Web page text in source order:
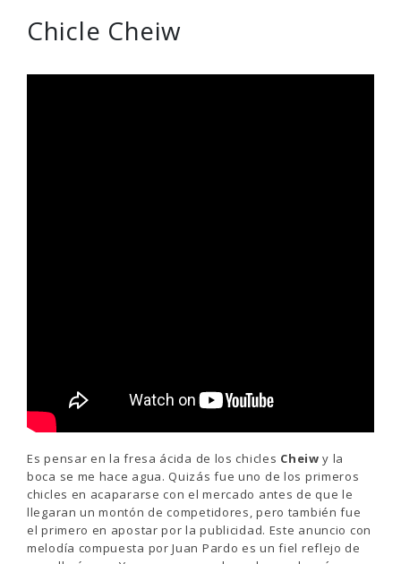
Chicle Cheiw
Es pensar en la fresa ácida de los chicles Cheiw y la
boca se me hace agua. Quizás fue uno de los primeros
chicles en acapararse con el mercado antes de que le
llegaran un montón de competidores, pero también fue
el primero en apostar por la publicidad. Este anuncio con
melodía compuesta por Juan Pardo es un fiel reflejo de